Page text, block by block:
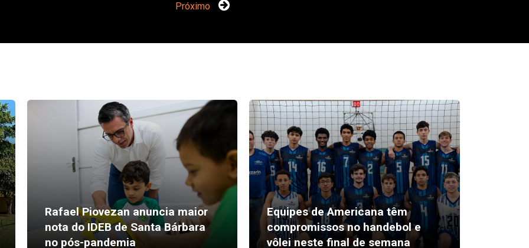
Próximo
Rafael Piovezan anuncia maior
nota do IDEB de Santa Bárbara
no pós-pandemia
Equipes de Americana têm
compromissos no handebol e
vôlei neste final de semana